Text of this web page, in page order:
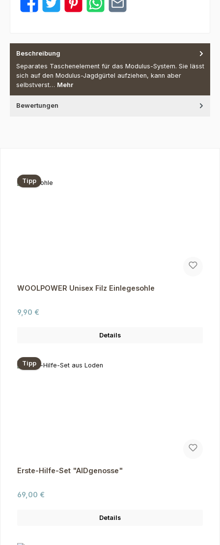
Beschreibung
Separates Taschenelement für das Modulus-System. Sie lässt
sich auf den Modulus-Jagdgürtel aufziehen, kann aber
selbstverst… Mehr
Bewertungen
Tipp
WOOLPOWER Unisex Filz Einlegesohle
Regulärer Preis:
9,90 €
Details
Tipp
Erste-Hilfe-Set "AIDgenosse"
Regulärer Preis:
69,00 €
Details